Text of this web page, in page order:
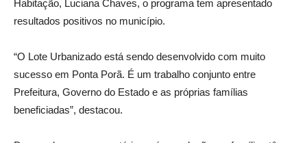
Habitação, Luciana Chaves, o programa tem apresentado
resultados positivos no município.
“O Lote Urbanizado está sendo desenvolvido com muito
sucesso em Ponta Porã. É um trabalho conjunto entre
Prefeitura, Governo do Estado e as próprias famílias
beneficiadas”, destacou.